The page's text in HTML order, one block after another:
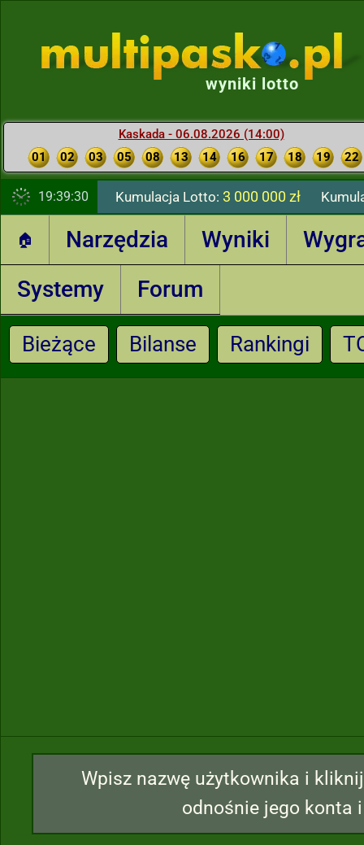
wyniki lotto
Kaskada - 06.08.2026 (14:00)
01
02 03 05 08 13 14 16 17 18 19 22
19:39:31 Kumulacja Lotto: 3 000 000 zł
🏠 Narzędzia Wyniki
Systemy
Forum
Bieżące Bilanse Rankingi
Wpisz nazwę użytkownika i
odnośnie jego konta